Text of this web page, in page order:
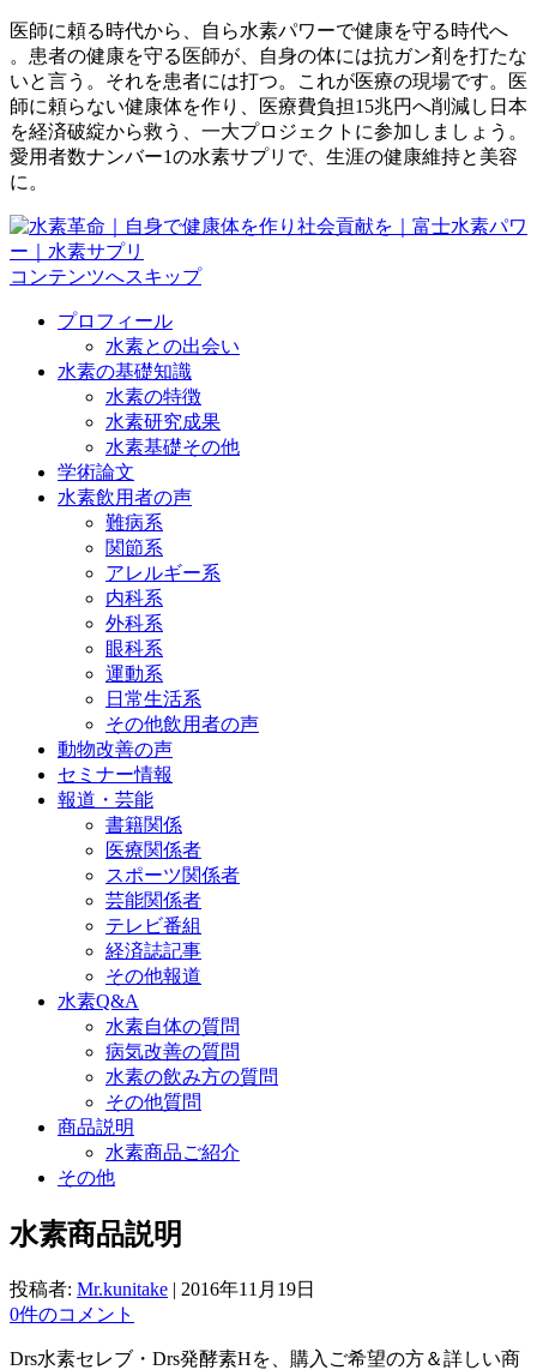
医師に頼る時代から、自ら水素パワーで健康を守る時代へ
。患者の健康を守る医師が、自身の体には抗ガン剤を打たな
いと言う。それを患者には打つ。これが医療の現場です。医
師に頼らない健康体を作り、医療費負担15兆円へ削減し日本
を経済破綻から救う、一大プロジェクトに参加しましょう。
愛用者数ナンバー1の水素サプリで、生涯の健康維持と美容
に。
コンテンツへスキップ
プロフィール
水素との出会い
水素の基礎知識
水素の特徴
水素研究成果
水素基礎その他
学術論文
水素飲用者の声
難病系
関節系
アレルギー系
内科系
外科系
眼科系
運動系
日常生活系
その他飲用者の声
動物改善の声
セミナー情報
報道・芸能
書籍関係
医療関係者
スポーツ関係者
芸能関係者
テレビ番組
経済誌記事
その他報道
水素Q&A
水素自体の質問
病気改善の質問
水素の飲み方の質問
その他質問
商品説明
水素商品ご紹介
その他
水素商品説明
投稿者: Mr.kunitake | 2016年11月19日
0件のコメント
Drs水素セレブ・Drs発酵素Hを、購入ご希望の方＆詳しい商